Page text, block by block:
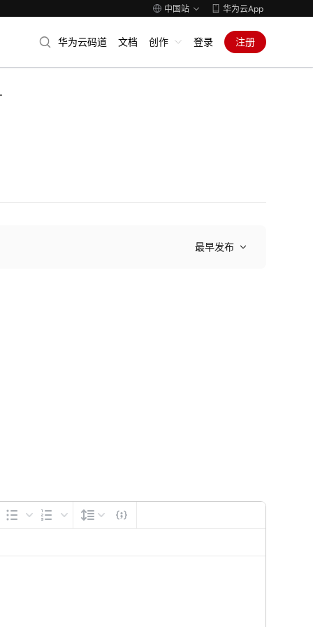
中国站 华为云App
华为云码道 文档 创作 登录 注册
最早发布